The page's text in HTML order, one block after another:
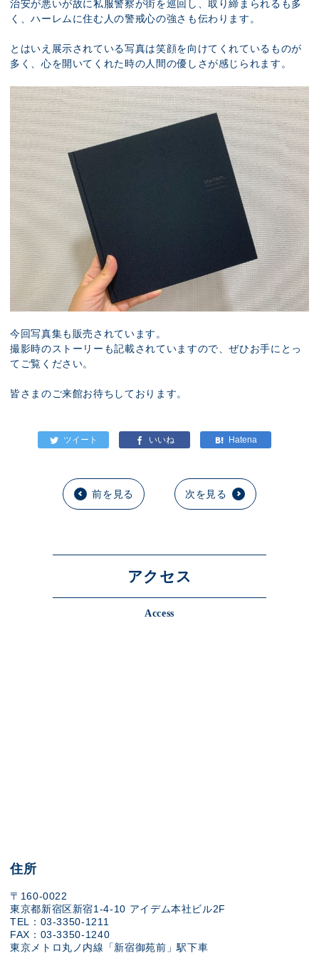
治安が悪いが故に私服警察が街を巡回し、取り締まられるも多
く、ハーレムに住む人の警戒心の強さも伝わります。
とはいえ展示されている写真は笑顔を向けてくれているものが
多く、心を開いてくれた時の人間の優しさが感じられます。
今回写真集も販売されています。
撮影時のストーリーも記載されていますので、ぜひお手にとっ
てご覧ください。
皆さまのご来館お待ちしております。
前を見る 次を見る
アクセス
Access
住所
〒160-0022
東京都新宿区新宿1-4-10 アイデム本社ビル2F
TEL：03-3350-1211
FAX：03-3350-1240
東京メトロ丸ノ内線「新宿御苑前」駅下車